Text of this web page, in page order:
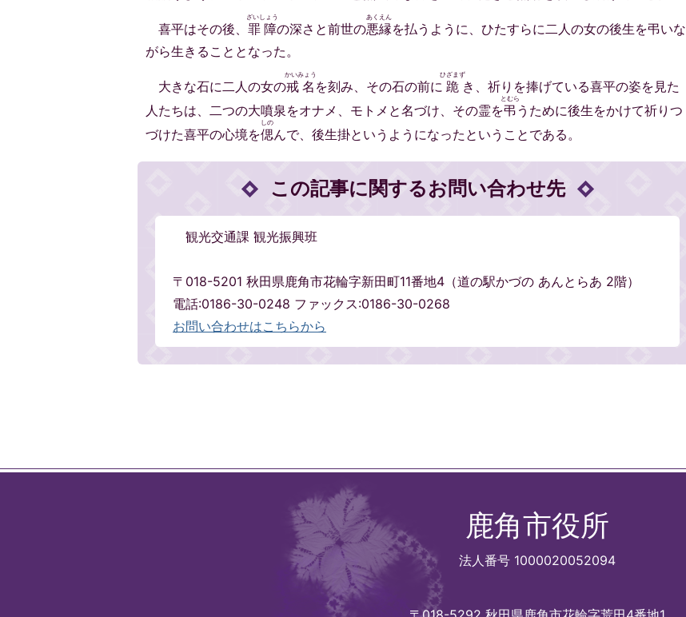
喜平はその後、 罪障
ざいしょう
の深さと前世の悪縁
あくえん
を払うように、ひたすらに二人の女の後生を弔いな
がら生きることとなった。
大きな石に二人の女の戒名
かいみょう
を刻み、その石の前に 跪
ひざまず
き、祈りを捧げている喜平の姿を見た
人たちは、二つの大噴泉をオナメ、モトメと名づけ、その霊を弔
とむら
うために後生をかけて祈りつ
づけた喜平の心境を偲
しの
んで、後生掛というようになったということである。
この記事に関するお問い合わせ先
観光交通課 観光振興班
〒018-5201 秋田県鹿角市花輪字新田町11番地4（道の駅かづの あんとらあ 2階）
電話:0186-30-0248 ファックス:0186-30-0268
お問い合わせはこちらから
鹿角市役所
法人番号 1000020052094